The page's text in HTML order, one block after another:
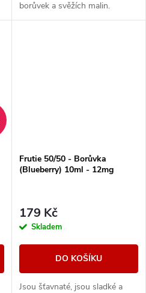
borůvek a svěžích malin.
Frutie 50/50 - Borůvka
(Blueberry) 10ml - 12mg
179 Kč
Skladem
DO KOŠÍKU
Jsou šťavnaté, jsou sladké a